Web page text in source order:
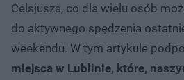
Celsjusza, co dla wielu osób
do aktywnego spędzenia
weekendu. W tym artykule
miejsca w Lublinie, które,